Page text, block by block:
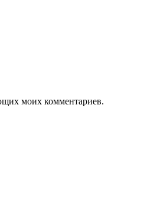
моих комментариев.